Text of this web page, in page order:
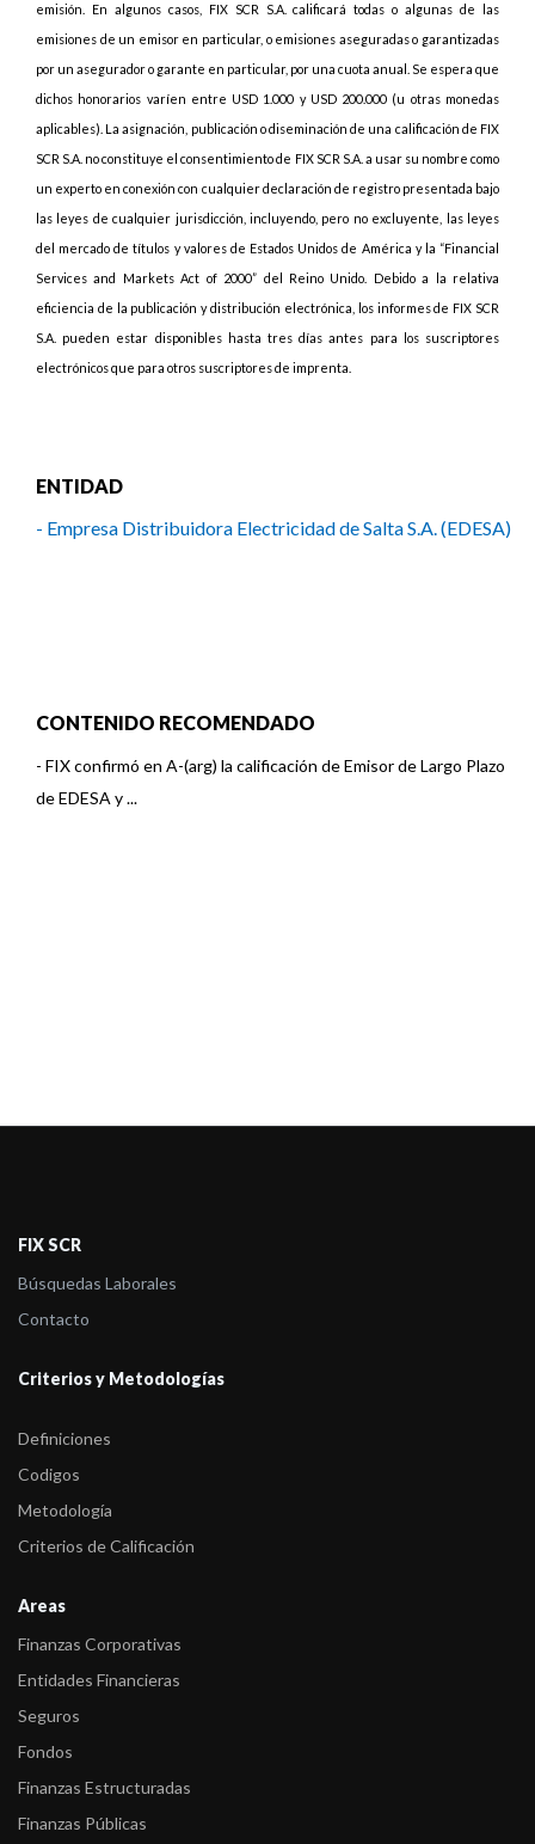
emisión. En algunos casos, FIX SCR S.A. calificará todas o algunas de las
emisiones de un emisor en particular, o emisiones aseguradas o garantizadas
por un asegurador o garante en particular, por una cuota anual. Se espera que
dichos honorarios varíen entre USD 1.000 y USD 200.000 (u otras monedas
aplicables). La asignación, publicación o diseminación de una calificación de FIX
SCR S.A. no constituye el consentimiento de FIX SCR S.A. a usar su nombre como
un experto en conexión con cualquier declaración de registro presentada bajo
las leyes de cualquier jurisdicción, incluyendo, pero no excluyente, las leyes
del mercado de títulos y valores de Estados Unidos de América y la “Financial
Services and Markets Act of 2000” del Reino Unido. Debido a la relativa
eficiencia de la publicación y distribución electrónica, los informes de FIX SCR
S.A. pueden estar disponibles hasta tres días antes para los suscriptores
electrónicos que para otros suscriptores de imprenta.
ENTIDAD
- Empresa Distribuidora Electricidad de Salta S.A. (EDESA)
CONTENIDO RECOMENDADO
- FIX confirmó en A-(arg) la calificación de Emisor de Largo Plazo
de EDESA y ...
FIX SCR
Búsquedas Laborales
Contacto
Criterios y Metodologías
Definiciones
Codigos
Metodología
Criterios de Calificación
Areas
Finanzas Corporativas
Entidades Financieras
Seguros
Fondos
Finanzas Estructuradas
Finanzas Públicas